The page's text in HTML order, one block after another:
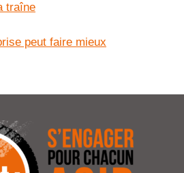
traîne
peut faire mieux